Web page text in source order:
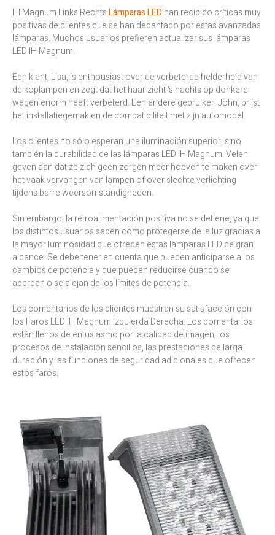
IH Magnum Links RechtsLámparas LED han recibido críticas muy
positivas de clientes que se han decantado por estas avanzadas
lámparas. Muchos usuarios prefieren actualizar sus lámparas
LED IH Magnum.
Een klant, Lisa, is enthousiast over de verbeterde helderheid van
de koplampen en zegt dat het haar zicht 's nachts op donkere
wegen enorm heeft verbeterd. Een andere gebruiker, John, prijst
het installatiegemak en de compatibiliteit met zijn automodel.
Los clientes no sólo esperan una iluminación superior, sino
también la durabilidad de las lámparas LED IH Magnum. Velen
geven aan dat ze zich geen zorgen meer hoeven te maken over
het vaak vervangen van lampen of over slechte verlichting
tijdens barre weersomstandigheden.
Sin embargo, la retroalimentación positiva no se detiene, ya que
los distintos usuarios saben cómo protegerse de la luz gracias a
la mayor luminosidad que ofrecen estas lámparas LED de gran
alcance. Se debe tener en cuenta que pueden anticiparse a los
cambios de potencia y que pueden reducirse cuando se
acercan o se alejan de los límites de potencia.
Los comentarios de los clientes muestran su satisfacción con
los Faros LED IH Magnum Izquierda Derecha. Los comentarios
están llenos de entusiasmo por la calidad de imagen, los
procesos de instalación sencillos, las prestaciones de larga
duración y las funciones de seguridad adicionales que ofrecen
estos faros.